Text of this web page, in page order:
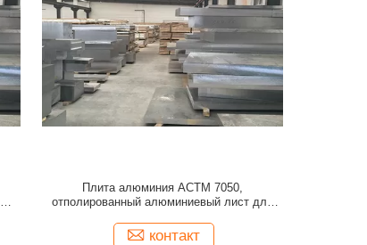
Плита алюминия АСТМ 7050,
отполированный алюминиевый лист для
контакт